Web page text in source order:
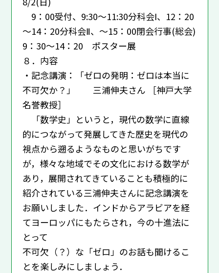
9：00受付、9:30～11:30分科会Ⅰ、12：20
～14：20分科会Ⅱ、～15：00閉会行事(総会)
9：30～14：20 ポスター展
８．内容
・記念講演：「ゼロの発明：ゼロは本当に
不可欠か？」 三浦伸夫さん ［神戸大学
名誉教授］
「数学史」というと，現代の数学に直線
的につながって発展してきた歴史を現代の
視点から遡るようなものと思いがちです
が，様々な地域でその文化における数学が
あり，展開されてきていることも積極的に
紹介されている三浦伸夫さんに記念講演を
お願いしました．インドからアラビアを経
てヨーロッパにもたらされ，今の十進法に
とって
不可欠（？）な「ゼロ」のお話も聞けるこ
とを楽しみにしましょう．